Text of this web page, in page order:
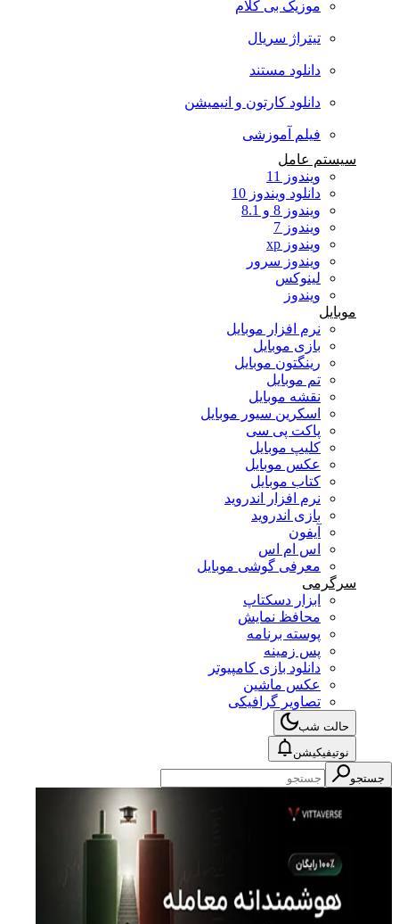
موزیک بی کلام
تیتراژ سریال
دانلود مستند
دانلود کارتون و انیمیشن
فیلم آموزشی
سیستم عامل
ویندوز 11
دانلود ویندوز 10
ویندوز 8 و 8.1
ویندوز 7
ویندوز xp
ویندوز سرور
لینوکس
ویندوز
موبایل
نرم افزار موبایل
بازی موبایل
رینگتون موبایل
تم موبایل
نقشه موبایل
اسکرین سیور موبایل
پاکت پی سی
کلیپ موبایل
عکس موبایل
کتاب موبایل
نرم افزار اندروید
بازی اندروید
آیفون
اس ام اس
معرفی گوشی موبایل
سرگرمی
ابزار دسکتاپ
محافظ نمایش
پوسته برنامه
پس زمینه
دانلود بازی کامپیوتر
عکس ماشین
تصاویر گرافیکی
حالت شب
نوتیفیکیشن
جستجو